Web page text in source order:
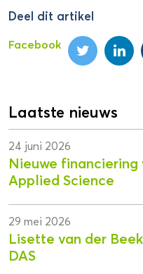
Deel dit artikel
Facebook
Laatste nieuws
24 juni 2026
Nieuwe
Applied Science
29 mei 2026
Lisette van der
DAS